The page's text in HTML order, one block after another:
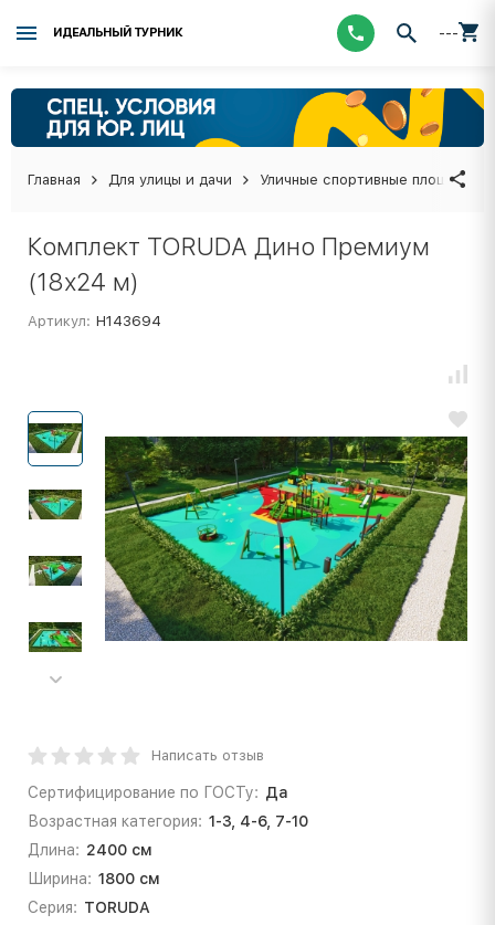
ИДЕАЛЬНЫЙ ТУРНИК ---
Главная Для улицы и дачи Уличные спортивные площадки
Комплект TORUDA Дино Премиум
(18х24 м)
Артикул: Н143694
Написать отзыв
Сертифицирование по ГОСТу: Да
Возрастная категория: 1-3, 4-6, 7-10
Длина: 2400 см
Ширина: 1800 см
Серия: TORUDA